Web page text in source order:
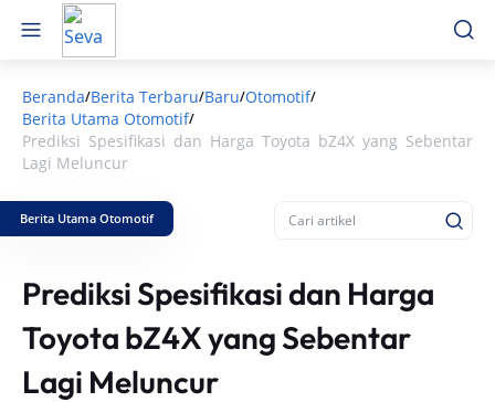
Beranda/Berita Terbaru/Baru/Otomotif/
Berita Utama Otomotif/
Prediksi Spesifikasi dan Harga Toyota bZ4X yang Sebentar
Lagi Meluncur
Berita Utama Otomotif
Prediksi Spesifikasi dan Harga
Toyota bZ4X yang Sebentar
Lagi Meluncur